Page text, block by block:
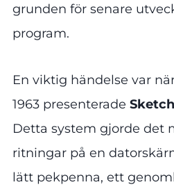
grunden för senare
program.
En viktig händelse var
1963 presenterade
Detta system gjorde det
ritningar på en
lätt pekpenna, ett